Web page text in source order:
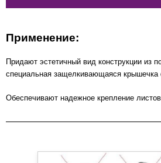
Применение:
Придают эстетичный вид конструкции из
специальная защелкивающаяся крышечка
Обеспечивают надежное крепление листов.